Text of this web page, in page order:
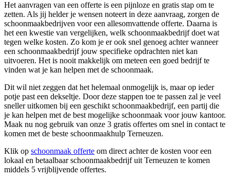
Het aanvragen van een offerte is een pijnloze en gratis stap om te
zetten. Als jij helder je wensen noteert in deze aanvraag, zorgen de
schoonmaakbedrijven voor een allesomvattende offerte. Daarna is
het een kwestie van vergelijken, welk schoonmaakbedrijf doet wat
tegen welke kosten. Zo kom je er ook snel genoeg achter wanneer
een schoonmaakbedrijf jouw specifieke opdrachten niet kan
uitvoeren. Het is nooit makkelijk om meteen een goed bedrijf te
vinden wat je kan helpen met de schoonmaak.
Dit wil niet zeggen dat het helemaal onmogelijk is, maar op ieder
potje past een dekseltje. Door deze stappen toe te passen zal je veel
sneller uitkomen bij een geschikt schoonmaakbedrijf, een partij die
je kan helpen met de best mogelijke schoonmaak voor jouw kantoor.
Maak nu nog gebruik van onze 3 gratis offertes om snel in contact te
komen met de beste schoonmaakhulp Terneuzen.
Klik op schoonmaak offerte om direct achter de kosten voor een
lokaal en betaalbaar schoonmaakbedrijf uit Terneuzen te komen
middels 5 vrijblijvende offertes.